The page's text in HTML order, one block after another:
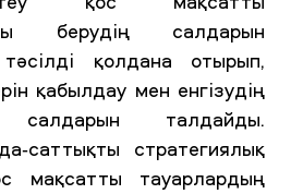
берудің салдарын
қолдана отырып,
қабылдау мен енгізудің
салдарын талдайды.
саттықты стратегиялық
мақсатты тауарлардың